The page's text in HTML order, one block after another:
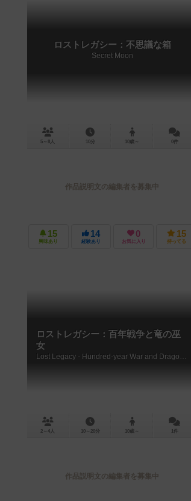
ロストレガシー：不思議な箱
Secret Moon
5～8人 10分 10歳～ 0件
作品説明文の編集者を募集中
15
興味あり
14
経験あり
0
お気に入り
15
持ってる
ロストレガシー：百年戦争と竜の巫
女
Lost Legacy - Hundred-year War and Dragon Maiden
2～4人 10～20分 10歳～ 1件
作品説明文の編集者を募集中